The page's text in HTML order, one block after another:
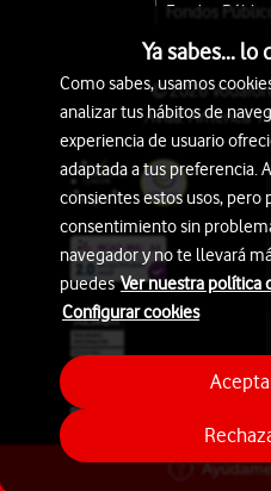
Fondos
© 2026
Avda. América
Ya sabes... lo
Como sabes, usamos
analizar tus hábitos de
experiencia de usuario
adaptada a tus preferencia.
consientes estos usos, pero
consentimiento sin
navegador y no te llevará
puedesVer nuestra política
Configurar cookies